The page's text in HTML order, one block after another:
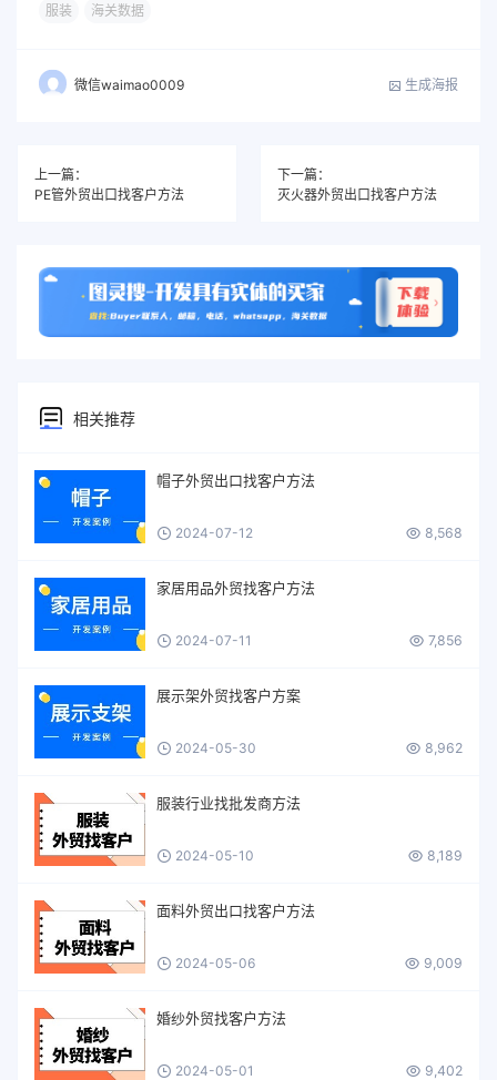
服装 海关数据
微信waimao0009 生成海报
上一篇：
PE管外贸出口找客户方法
下一篇：
灭火器外贸出口找客户方法
相关推荐
帽子外贸出口找客户方法
2024-07-12 8,568
家居用品外贸找客户方法
2024-07-11 7,856
展示架外贸找客户方案
2024-05-30 8,962
服装行业找批发商方法
2024-05-10 8,189
面料外贸出口找客户方法
2024-05-06 9,009
婚纱外贸找客户方法
2024-05-01 9,402